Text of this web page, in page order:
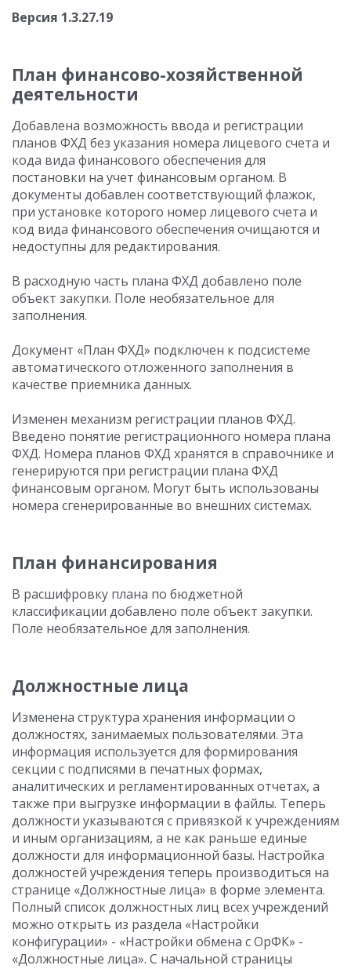
Версия 1.3.27.19
План финансово-хозяйственной
деятельности
Добавлена возможность ввода и регистрации
планов ФХД без указания номера лицевого счета и
кода вида финансового обеспечения для
постановки на учет финансовым органом. В
документы добавлен соответствующий флажок,
при установке которого номер лицевого счета и
код вида финансового обеспечения очищаются и
недоступны для редактирования.
В расходную часть плана ФХД добавлено поле
объект закупки. Поле необязательное для
заполнения.
Документ «План ФХД» подключен к подсистеме
автоматического отложенного заполнения в
качестве приемника данных.
Изменен механизм регистрации планов ФХД.
Введено понятие регистрационного номера плана
ФХД. Номера планов ФХД хранятся в справочнике и
генерируются при регистрации плана ФХД
финансовым органом. Могут быть использованы
номера сгенерированные во внешних системах.
План финансирования
В расшифровку плана по бюджетной
классификации добавлено поле объект закупки.
Поле необязательное для заполнения.
Должностные лица
Изменена структура хранения информации о
должностях, занимаемых пользователями. Эта
информация используется для формирования
секции с подписями в печатных формах,
аналитических и регламентированных отчетах, а
также при выгрузке информации в файлы. Теперь
должности указываются с привязкой к учреждениям
и иным организациям, а не как раньше единые
должности для информационной базы. Настройка
должностей учреждения теперь производиться на
странице «Должностные лица» в форме элемента.
Полный список должностных лиц всех учреждений
можно открыть из раздела «Настройки
конфигурации» - «Настройки обмена с ОрФК» -
«Должностные лица». С начальной страницы